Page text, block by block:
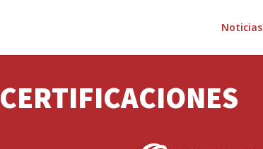
Noticias
CERTIFICACIONES